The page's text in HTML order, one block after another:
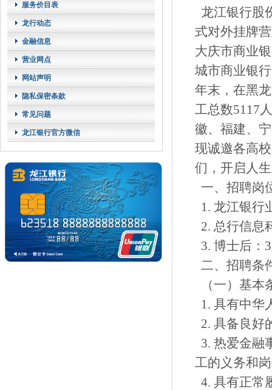
服务价目表
龙行动态
金融信息
营业网点
网站声明
隐私保密条款
常见问题
龙江银行官方微信
龙江银行股
式对外挂牌
大庆市商业
城市商业银
年末，在黑
工总数5117
徽、福建、
现诚邀各高
们，开启人
一、招聘岗
1. 龙江银行
2. 总行信息
3. 博士后：
二、招聘条
（一）基本
1. 具有中华
2. 具备良好
3. 热爱金融
工的义务和
4. 具有正常